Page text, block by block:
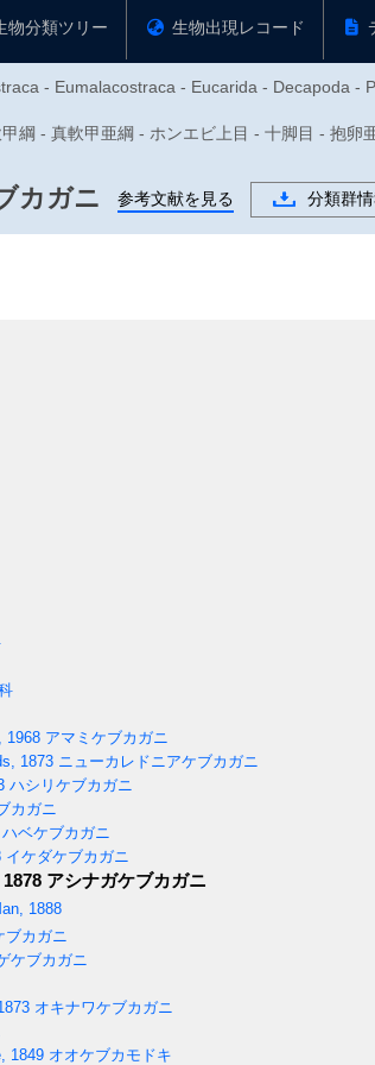
物分類ツリー 生物出現レコード
- Eumalacostraca - Eucarida - Decapoda -
綱 - 真軟甲亜綱 - ホンエビ上目 - 十脚目 - 抱卵
カガニ 参考文献を見る 分類群
1968 アマミケブカガニ
1873 ニューカレドニアケブカガニ
ハシリケブカガニ
カガニ
ハベケブカガニ
イケダケブカガニ
アシナガケブカガニ
1888
ブカガニ
ケブカガニ
オキナワケブカガニ
1849 オオケブカモドキ